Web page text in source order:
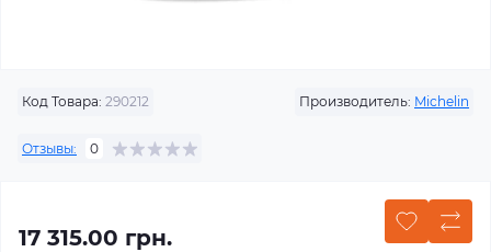
Код Товара: 290212 Производитель: Michelin
Отзывы: 0
17 315.00 грн.